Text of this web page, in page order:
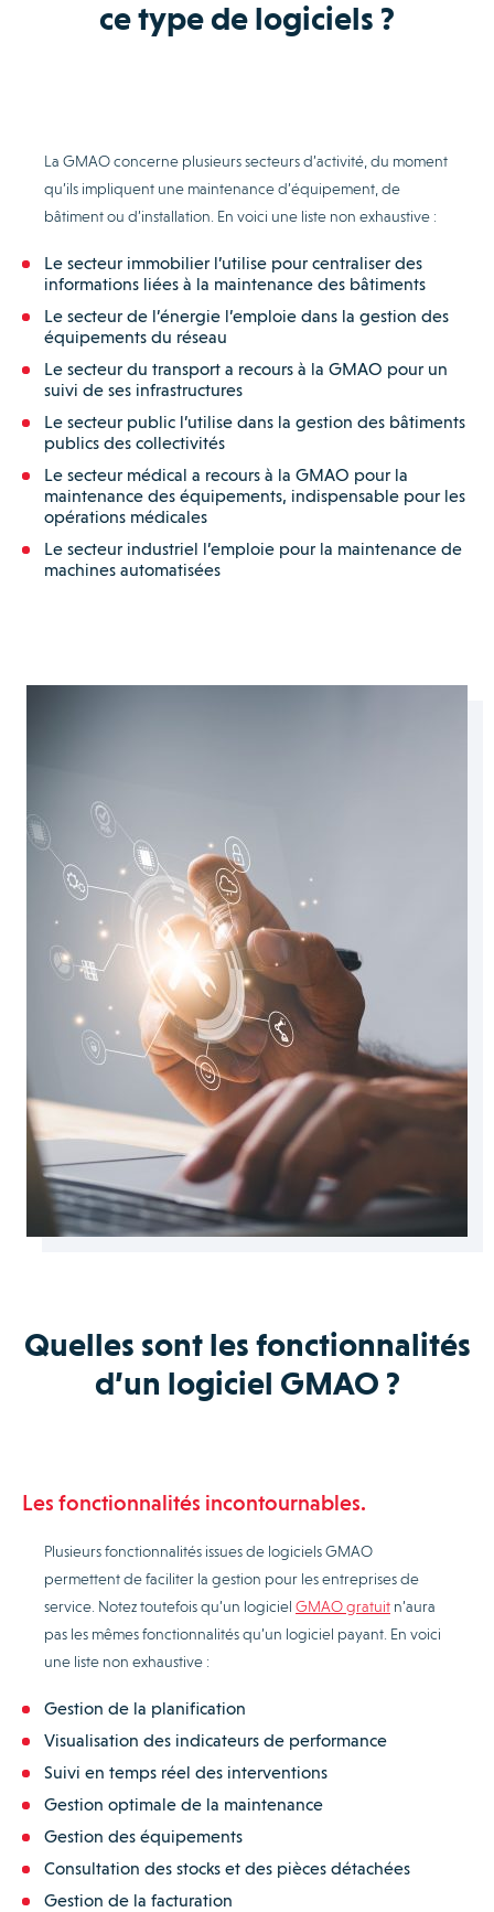
ce type de logiciels ?
La GMAO concerne plusieurs secteurs d’activité, du moment
qu’ils impliquent une maintenance d’équipement, de
bâtiment ou d’installation. En voici une liste non exhaustive :
Le secteur immobilier l’utilise pour centraliser des
informations liées à la maintenance des bâtiments
Le secteur de l’énergie l’emploie dans la gestion des
équipements du réseau
Le secteur du transport a recours à la GMAO pour un
suivi de ses infrastructures
Le secteur public l’utilise dans la gestion des bâtiments
publics des collectivités
Le secteur médical a recours à la GMAO pour la
maintenance des équipements, indispensable pour les
opérations médicales
Le secteur industriel l’emploie pour la maintenance de
machines automatisées
Quelles sont les fonctionnalités
d’un logiciel GMAO ?
Les fonctionnalités incontournables.
Plusieurs fonctionnalités issues de logiciels GMAO
permettent de faciliter la gestion pour les entreprises de
service. Notez toutefois qu’un logiciel GMAO gratuit n’aura
pas les mêmes fonctionnalités qu’un logiciel payant. En voici
une liste non exhaustive :
Gestion de la planification
Visualisation des indicateurs de performance
Suivi en temps réel des interventions
Gestion optimale de la maintenance
Gestion des équipements
Consultation des stocks et des pièces détachées
Gestion de la facturation